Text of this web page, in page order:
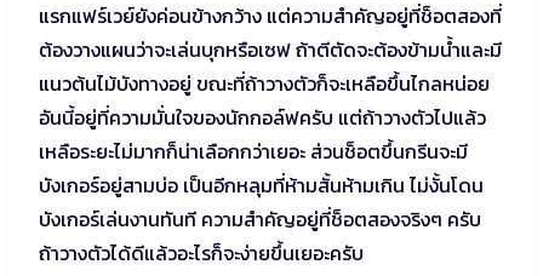
แรกแฟร์เวย์ยังค่อนข้างกว้าง แต่ความสำคัญอยู่ที่ช็อตสองที่
ต้องวางแผนว่าจะเล่นบุกหรือเซฟ ถ้าตีตัดจะต้องข้ามน้ำและมี
แนวต้นไม้บังทางอยู่ ขณะที่ถ้าวางตัวก็จะเหลือขึ้นไกลหน่อย
อันนี้อยู่ที่ความมั่นใจของนักกอล์ฟครับ แต่ถ้าวางตัวไปแล้ว
เหลือระยะไม่มากก็น่าเลือกกว่าเยอะ ส่วนช็อตขึ้นกรีนจะมี
บังเกอร์อยู่สามบ่อ เป็นอีกหลุมที่ห้ามสั้นห้ามเกิน ไม่งั้นโดน
บังเกอร์เล่นงานทันที ความสำคัญอยู่ที่ช็อตสองจริงๆ ครับ
ถ้าวางตัวได้ดีแล้วอะไรก็จะง่ายขึ้นเยอะครับ